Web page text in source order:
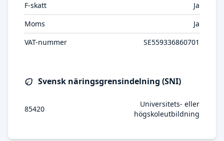
F-skatt
Ja
Moms
Ja
VAT-nummer
SE559336860701
Svensk näringsgrensindelning (SNI)
85420
Universitets- eller
högskoleutbildning